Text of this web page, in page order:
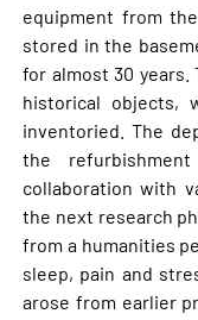
equipment from
stored in the
for almost 30 years.
historical objects,
inventoried. The
the
collaboration with
the next research
from a humanities
sleep, pain and
arose from earlier